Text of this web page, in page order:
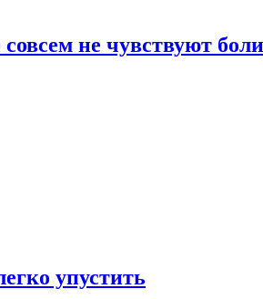
не чувствуют боли
упустить